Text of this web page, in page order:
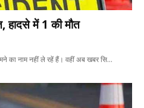
हादसे में 1 की मौत
का नाम नहीं ले रहें हैं। वहीं अब खबर सि…